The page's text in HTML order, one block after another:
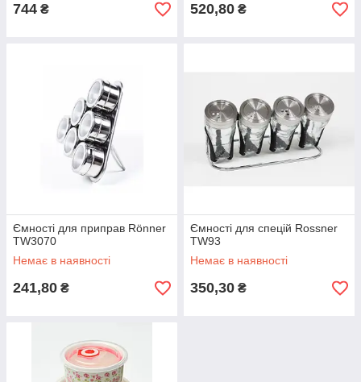
744 ₴ 520,80 ₴
Ємності для приправ Rönner
TW3070
Немає в наявності
241,80 ₴
Ємності для спецій Rossner
TW93
Немає в наявності
350,30 ₴